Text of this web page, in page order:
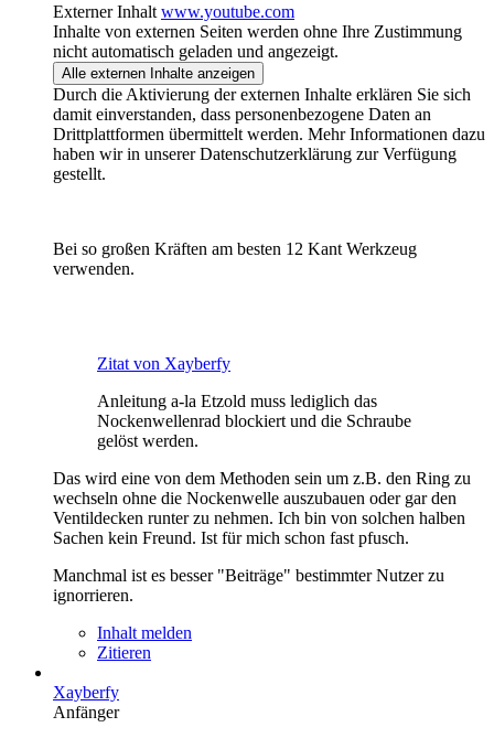
Externer Inhalt www.youtube.com
Inhalte von externen Seiten werden ohne Ihre Zustimmung
nicht automatisch geladen und angezeigt.
Alle externen Inhalte anzeigen
Durch die Aktivierung der externen Inhalte erklären Sie sich
damit einverstanden, dass personenbezogene Daten an
Drittplattformen übermittelt werden. Mehr Informationen dazu
haben wir in unserer Datenschutzerklärung zur Verfügung
gestellt.
Bei so großen Kräften am besten 12 Kant Werkzeug
verwenden.
Zitat von Xayberfy
Anleitung a-la Etzold muss lediglich das
Nockenwellenrad blockiert und die Schraube
gelöst werden.
Das wird eine von dem Methoden sein um z.B. den Ring zu
wechseln ohne die Nockenwelle auszubauen oder gar den
Ventildecken runter zu nehmen. Ich bin von solchen halben
Sachen kein Freund. Ist für mich schon fast pfusch.
Manchmal ist es besser "Beiträge" bestimmter Nutzer zu
ignorrieren.
Inhalt melden
Zitieren
Xayberfy
Anfänger